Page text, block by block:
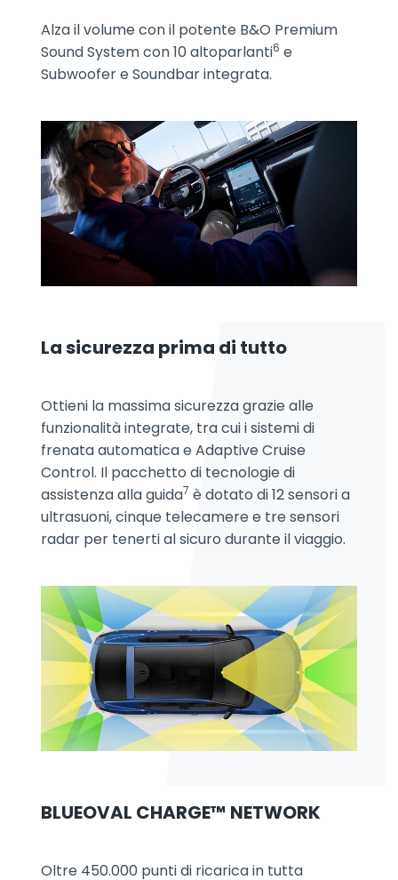
Alza il volume con il potente B&O Premium
Sound System con 10 altoparlanti6 e
Subwoofer e Soundbar integrata.
La sicurezza prima di tutto
Ottieni la massima sicurezza grazie alle
funzionalità integrate, tra cui i sistemi di
frenata automatica e Adaptive Cruise
Control. Il pacchetto di tecnologie di
assistenza alla guida7 è dotato di 12 sensori a
ultrasuoni, cinque telecamere e tre sensori
radar per tenerti al sicuro durante il viaggio.
BLUEOVAL CHARGE™ NETWORK
Oltre 450.000 punti di ricarica in tutta